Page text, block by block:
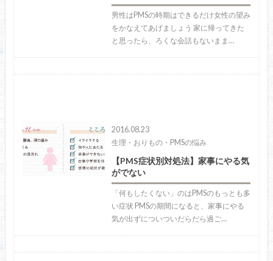
男性はPMSの時期はできるだけ女性の望み
をかなえてあげましょう 家に帰ってきた
と思ったら、ろくな会話もないまま…
2016.08.23
生理・おりもの・PMSの悩み
【PMS症状別対処法】家事にやる気
がでない
「何もしたくない」のはPMSのもっとも多
い症状 PMSの期間になると、家事にやる
気が出ずについついだらだら過ご…